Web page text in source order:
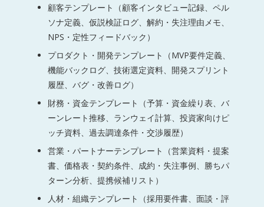
顧客テンプレート（顧客インタビュー記録、ペル
ソナ定義、仮説検証ログ、解約・失注理由メモ、
NPS・定性フィードバック）
プロダクト・開発テンプレート（MVP要件定義、
機能バックログ、技術選定資料、開発スプリント
履歴、バグ・改善ログ）
財務・資金テンプレート（予算・資金繰り表、バ
ーンレート推移、ランウェイ計算、投資家向けピ
ッチ資料、過去調達条件・交渉履歴）
営業・パートナーテンプレート（営業資料・提案
書、価格表・契約条件、成約・失注事例、勝ちパ
ターン分析、提携候補リスト）
人材・組織テンプレート（採用要件書、面談・評